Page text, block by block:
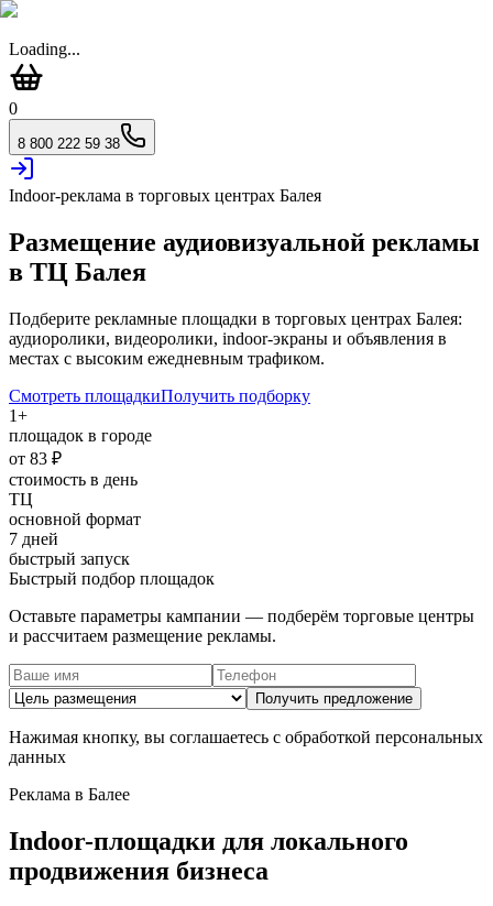
Loading...
0
8 800 222 59 38
Indoor-реклама в торговых центрах Балея
Размещение аудиовизуальной рекламы
в ТЦ Балея
Подберите рекламные площадки в торговых центрах Балея:
аудиоролики, видеоролики, indoor-экраны и объявления в
местах с высоким ежедневным трафиком.
Смотреть площадкиПолучить подборку
1+
площадок в городе
от 83 ₽
стоимость в день
ТЦ
основной формат
7 дней
быстрый запуск
Быстрый подбор площадок
Оставьте параметры кампании — подберём торговые центры
и рассчитаем размещение рекламы.
Получить предложение
Нажимая кнопку, вы соглашаетесь с обработкой персональных
данных
Реклама в Балее
Indoor-площадки для локального
продвижения бизнеса